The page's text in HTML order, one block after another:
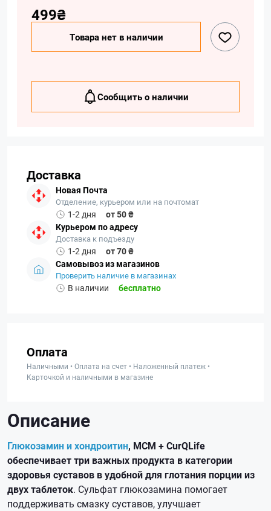
499₴
Товара нет в наличии
Сообщить о наличии
Доставка
Новая Почта
Отделение, курьером или на почтомат
1-2 дня
от 50 ₴
Курьером по адресу
Доставка к подъезду
1-2 дня
от 70 ₴
Самовывоз из магазинов
Проверить наличие в магазинах
В наличии бесплатно
Оплата
Наличными • Оплата на счет • Наложенный платеж •
Карточкой и наличными в магазине
Описание
Глюкозамин и хондроитин, МСМ + CurQLife
обеспечивает три важных продукта в категории
здоровья суставов в удобной для глотания порции из
двух таблеток. Сульфат глюкозамина помогает
поддерживать смазку суставов, улучшает